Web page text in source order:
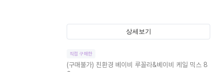
상세보기
직접 구매한
(구매불가) 친환경 베이비 루꼴라&베이비 케일 믹스 8